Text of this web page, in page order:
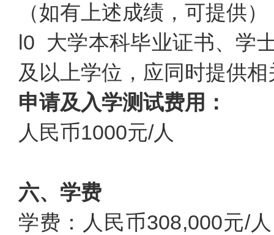
（如有上述成绩，可提供）
l0 大学本科毕业证书、学
及以上学位，应同时提供
申请及入学测试费用：
人民币1000元/人
六、学费
学费：人民币308,000元/